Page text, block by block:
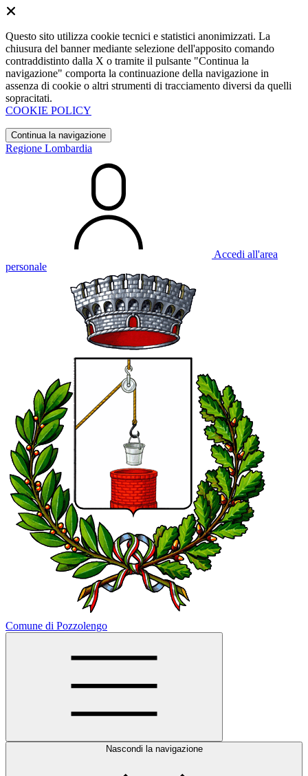
Questo sito utilizza cookie tecnici e statistici anonimizzati. La
chiusura del banner mediante selezione dell'apposito comando
contraddistinto dalla X o tramite il pulsante "Continua la
navigazione" comporta la continuazione della navigazione in
assenza di cookie o altri strumenti di tracciamento diversi da quelli
sopracitati.
COOKIE POLICY
Continua la navigazione
Regione Lombardia
Accedi all'area
personale
Comune di Pozzolengo
Nascondi la navigazione